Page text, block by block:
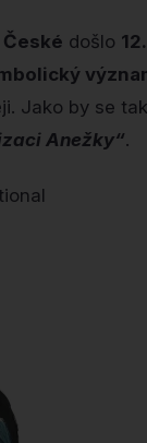
došlo
Jako by se
Anežky“.